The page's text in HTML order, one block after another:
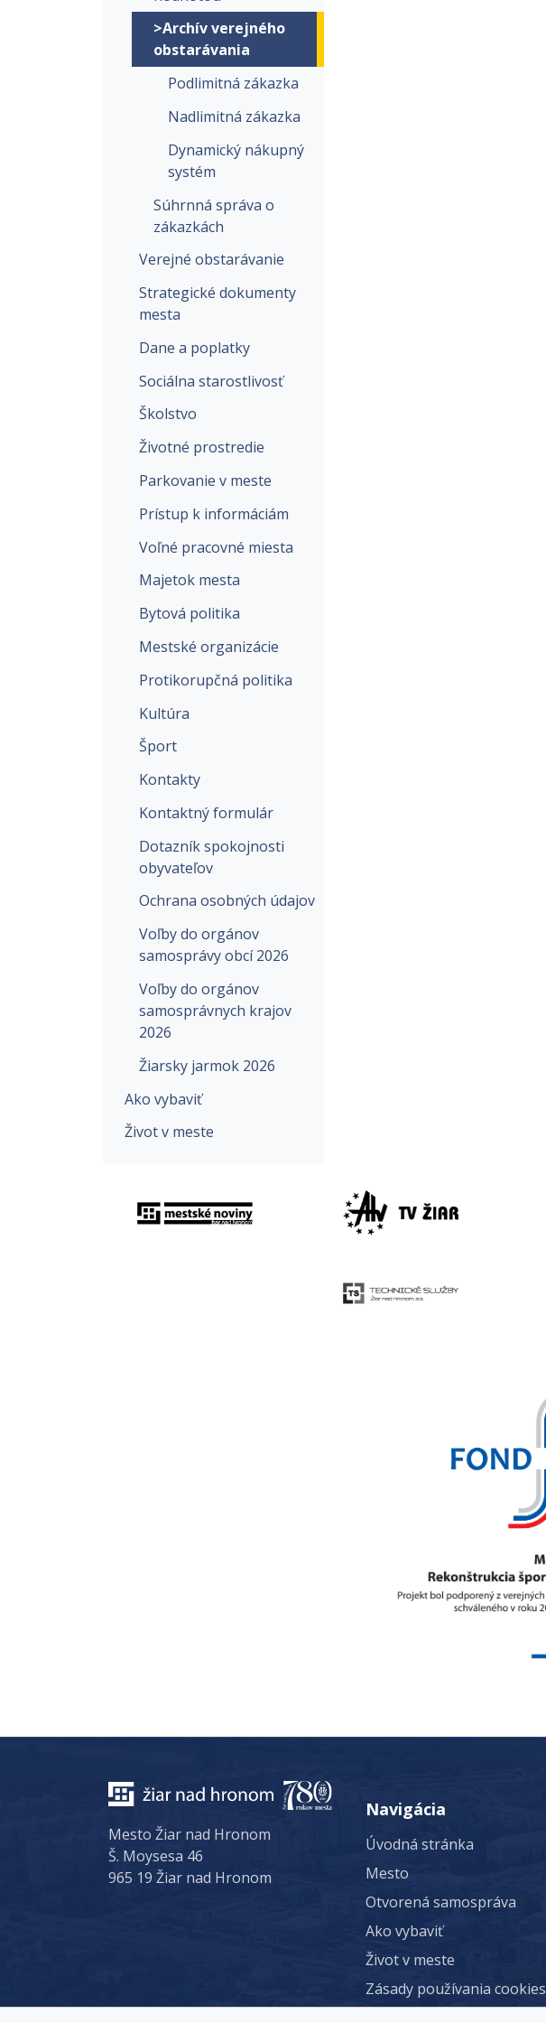
>Archív verejného
obstarávania
Podlimitná zákazka
Nadlimitná zákazka
Dynamický nákupný
systém
Súhrnná správa o
zákazkách
Verejné obstarávanie
Strategické dokumenty
mesta
Dane a poplatky
Sociálna starostlivosť
Školstvo
Životné prostredie
Parkovanie v meste
Prístup k informáciám
Voľné pracovné miesta
Majetok mesta
Bytová politika
Mestské organizácie
Protikorupčná politika
Kultúra
Šport
Kontakty
Kontaktný formulár
Dotazník spokojnosti
obyvateľov
Ochrana osobných údajov
Voľby do orgánov
samosprávy obcí 2026
Voľby do orgánov
samosprávnych krajov
2026
Žiarsky jarmok 2026
Ako vybaviť
Život v meste
Mesto Žiar nad Hronom
Š. Moysesa 46
965 19 Žiar nad Hronom
Navigácia
Úvodná stránka
Mesto
Otvorená samospráva
Ako vybaviť
Život v meste
Zásady používania cookies